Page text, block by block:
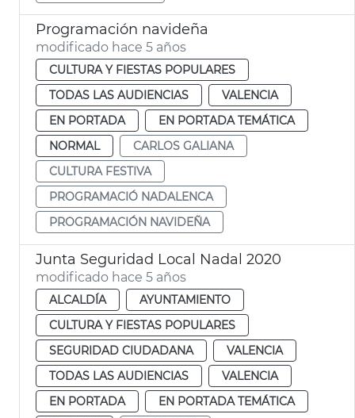
Programación navideña
modificado hace 5 años
CULTURA Y FIESTAS POPULARES
TODAS LAS AUDIENCIAS
VALENCIA
EN PORTADA
EN PORTADA TEMÁTICA
NORMAL
CARLOS GALIANA
CULTURA FESTIVA
PROGRAMACIÓ NADALENCA
PROGRAMACIÓN NAVIDEÑA
Junta Seguridad Local Nadal 2020
modificado hace 5 años
ALCALDÍA
AYUNTAMIENTO
CULTURA Y FIESTAS POPULARES
SEGURIDAD CIUDADANA
VALENCIA
TODAS LAS AUDIENCIAS
VALENCIA
EN PORTADA
EN PORTADA TEMÁTICA